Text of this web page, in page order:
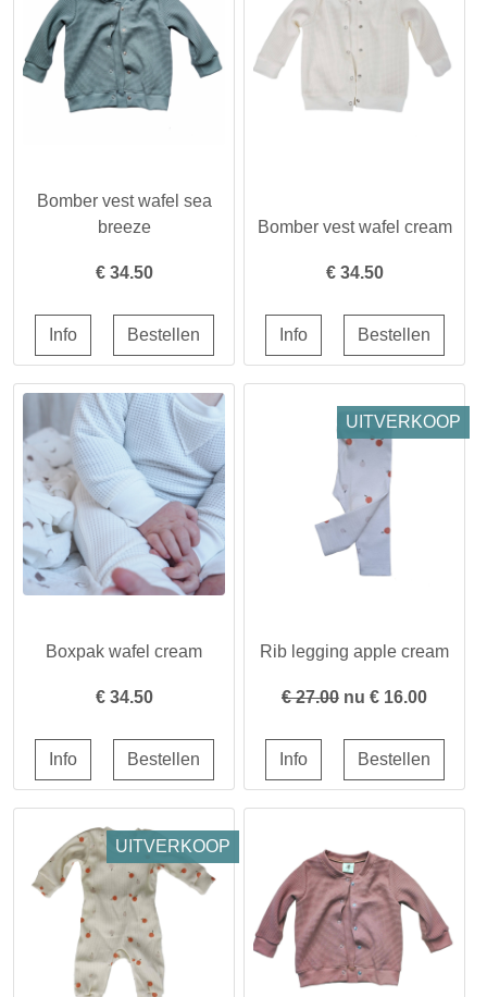
Bomber vest wafel sea
breeze
€ 34.50
Bomber vest wafel cream
€ 34.50
Boxpak wafel cream
€ 34.50
UITVERKOOP
Rib legging apple cream
€ 27.00 nu € 16.00
UITVERKOOP